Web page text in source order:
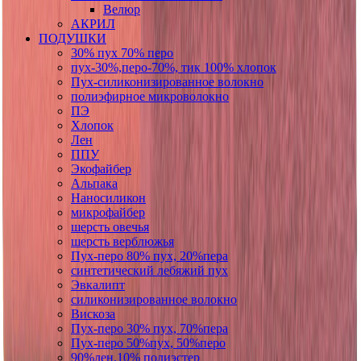
Велюр
АКРИЛ
ПОДУШКИ
30% пух 70% перо
пух-30%,перо-70%, тик 100% хлопок
Пух-силиконизированное волокно
полиэфирное микроволокно
ПЭ
Хлопок
Лен
ППУ
Экофайбер
Альпака
Наносиликон
микрофайбер
шерсть овечья
шерсть верблюжья
Пух-перо 80% пух, 20%пера
синтетический лебяжий пух
Эвкалипт
силиконизированное волокно
Вискоза
Пух-перо 30% пух, 70%пера
Пух-перо 50%пух, 50%перо
90%лен,10% полиэстер